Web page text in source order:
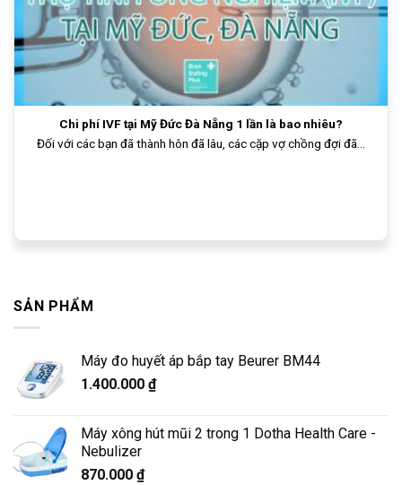
Chi phí IVF tại Mỹ Đức Đà Nẵng 1 lần là bao nhiêu?
Đối với các bạn đã thành hôn đã lâu, các cặp vợ chồng đợi đã...
SẢN PHẨM
Máy đo huyết áp bắp tay Beurer BM44
1.400.000 ₫
Máy xông hút mũi 2 trong 1 Dotha Health Care -
Nebulizer
870.000 ₫